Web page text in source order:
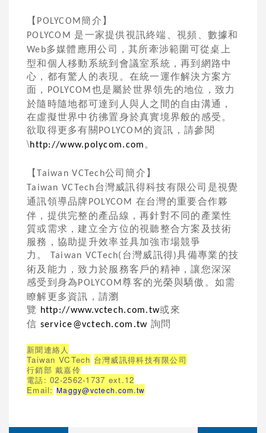
【 POLYCOM簡介】
POLYCOM 是一家提供視訊終端、視頻、數據和
Web多媒體應用公司，其所牽涉範圍可從桌上
型和個人移動系統到會議室系統，再到網路中
心，都有驚人的表現。在統一運作解決方案方
面，
POLYCOM 也是屬於世界領先的地位，致力
於隨時隨地都可達到人與人之間的自由溝通，
在虛擬世界中彷彿置身於真實境界般的感受。
欲取得更多有關 POLYCOM 的資訊，請參閱
\http://www.polycom.com。
【 Taiwan VCTech公司簡介】
Taiwan VCTech台灣威訊得科技有限公司是視覺
通訊領導品牌 POLYCOM 在台灣的重要合作夥
伴，提供完整的產品線，再針對不同的產業性
質或需求，建立全方位的視聽整合方案及技術
服務，協助提升效率並具加強市場競爭
力。
Taiwan VCTech( 台灣威訊得)具備專業的技
術及能力，致力於服務客戶的精神，讓您深深
感受到身為 POLYCOM尊客的光榮與驕傲。如需
瞭解更多資訊，請瀏
覽
http://www.vctech.com.tw或來
信 service@vctech.com.tw 詢問
新聞連絡人
Taiwan VCTech 台灣威訊得科技有限公司
行銷部 戴嘉伶
電話: 02-2562-1737 ext.12
Email: Maggy@vctech.com.tw